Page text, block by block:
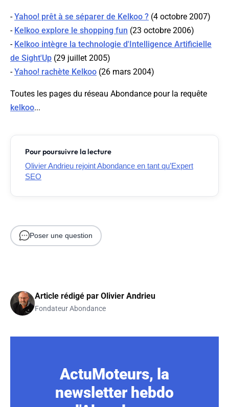
-Yahoo! prêt à se séparer de Kelkoo ? (4 octobre 2007)
- Kelkoo explore le shopping fun (23 octobre 2006)
- Kelkoo intègre la technologie d'Intelligence Artificielle
de Sight'Up (29 juillet 2005)
-Yahoo! rachète Kelkoo (26 mars 2004)
Toutes les pages du réseau Abondance pour la requête
kelkoo...
Pour poursuivre la lecture
Olivier Andrieu rejoint Abondance en tant qu’Expert
SEO
Poser une question
Article rédigé par Olivier Andrieu
Fondateur Abondance
ActuMoteurs, la
newsletter hebdo